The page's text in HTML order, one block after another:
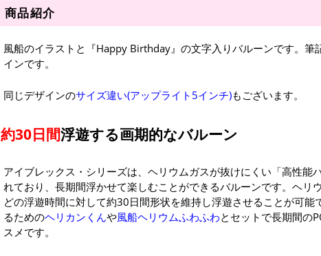
商品紹介
風船のイラストと『Happy Birthday』の文字入りバルーンです。筆
インです。
同じデザインのサイズ違い(アップライト5インチ)もございます。
約30日間浮遊する画期的なバルーン
アイブレックス・シリーズは、ヘリウムガスが抜けにくい「高性能
れており、長期間浮かせて楽しむことができるバルーンです。ヘリ
どの浮遊時間に対して約30日間形状を維持し浮遊させることが可能
るためのヘリカンくんや風船ヘリウムふわふわとセットで長期間の
スメです。